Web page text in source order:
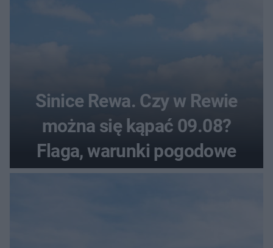
Sinice Rewa. Czy w Rewie
można się kąpać 09.08?
Flaga, warunki pogodowe